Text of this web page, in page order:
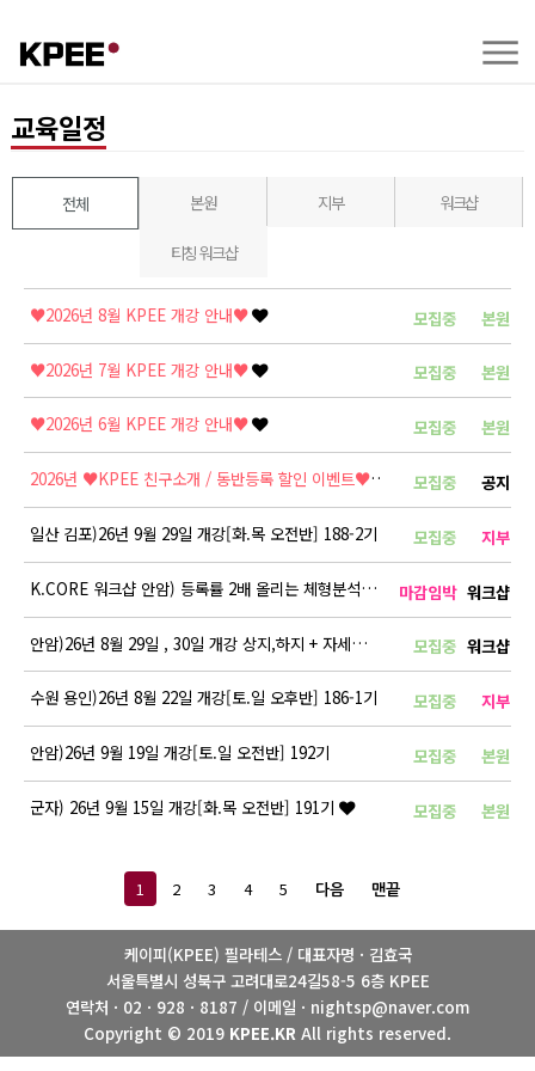
교육일정
전체 본원 지부 워크샵
티칭 워크샵
♥2026년 8월 KPEE 개강 안내♥ 모집중 본원
♥2026년 7월 KPEE 개강 안내♥ 모집중 본원
♥2026년 6월 KPEE 개강 안내♥ 모집중 본원
2026년 ♥KPEE 친구소개 / 동반등록 할인 이벤트♥ 모집중 공지
일산 김포)26년 9월 29일 개강[화.목 오전반] 188-2기 모집중 지부
K.CORE 워크샵 안암) 등록률 2배 올리는 체형분석 OT 전략 마감임박 워크샵
안암)26년 8월 29일 , 30일 개강 상지,하지 + 자세평가 RTT … 모집중 워크샵
수원 용인)26년 8월 22일 개강[토.일 오후반] 186-1기 모집중 지부
안암)26년 9월 19일 개강[토.일 오전반] 192기 모집중 본원
군자) 26년 9월 15일 개강[화.목 오전반] 191기 모집중 본원
1 2 3 4 5 다음 맨끝
케이피(KPEE) 필라테스 / 대표자명 · 김효국
서울특별시 성북구 고려대로24길58-5 6층 KPEE
연락처 · 02 · 928 · 8187 / 이메일 · nightsp@naver.com
Copyright © 2019 KPEE.KR All rights reserved.